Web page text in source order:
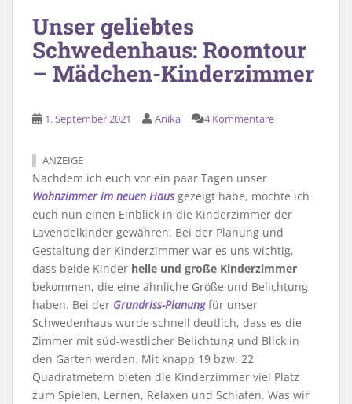
Unser geliebtes
Schwedenhaus: Roomtour
– Mädchen-Kinderzimmer
1. September 2021 Anika 4 Kommentare
ANZEIGE
Nachdem ich euch vor ein paar Tagen unser
Wohnzimmer im neuen Hausgezeigt habe, möchte ich
euch nun einen Einblick in die Kinderzimmer der
Lavendelkinder gewähren. Bei der Planung und
Gestaltung der Kinderzimmer war es uns wichtig,
dass beide Kinder helle und große Kinderzimmer
bekommen, die eine ähnliche Größe und Belichtung
haben. Bei der Grundriss-Planungfür unser
Schwedenhaus wurde schnell deutlich, dass es die
Zimmer mit süd-westlicher Belichtung und Blick in
den Garten werden. Mit knapp 19 bzw. 22
Quadratmetern bieten die Kinderzimmer viel Platz
zum Spielen, Lernen, Relaxen und Schlafen. Was wir